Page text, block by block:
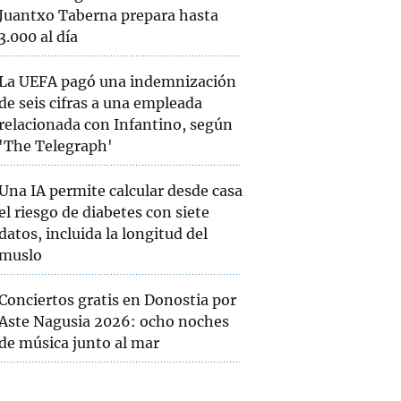
Taberna prepara hasta
3.000 al día
UEFA pagó una indemnización
seis cifras a una empleada
con Infantino, según
'The Telegraph'
IA permite calcular desde casa
riesgo de diabetes con siete
incluida la longitud del
gratis en Donostia por
Nagusia 2026: ocho noches
música junto al mar